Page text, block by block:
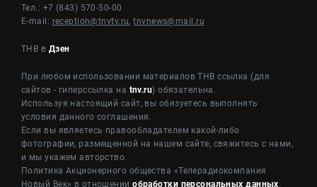
Тел.: +7 (843) 570-50-00
E-mail: reception@tnvtv.ru,tnvnews@mail.ru
ТНВ в Дзен
При любом использовании материалов ТНВ ссылка (для
сайтов - гиперссылка на tnv.ru) обязательна.
Используя настоящий сайт, вы обязуетесь выполнять
условия данного соглашения.
Если вы являетесь правообладателем какой-либо
фотографии, размещенной на нашем сайте, свяжитесь с нами,
и мы укажем авторство.
Политика Акционерного общества «Телерадиокомпания
Новый Век» в отношенииобработки персональных данных.